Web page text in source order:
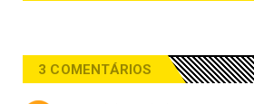
3 COMENTÁRIOS